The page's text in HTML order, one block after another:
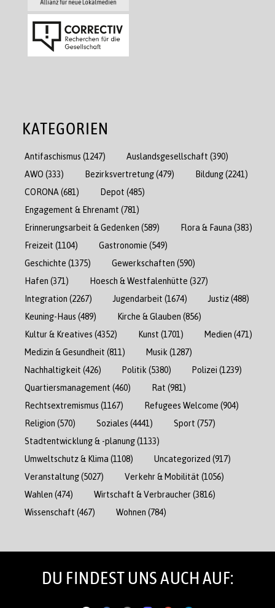
KATEGORIEN
Antifaschismus (1247) Auslandsgesellschaft (390)
AWO (333) Bezirksvertretung(479) Bildung(2241)
CORONA (681) Depot (485)
Engagement & Ehrenamt (781)
Erinnerungsarbeit & Gedenken (589) Flora & Fauna (383)
Freizeit (1104) Gastronomie (549)
Geschichte (1375) Gewerkschaften (590)
Hafen (371) Hoesch & Westfalenhütte (327)
Integration (2267) Jugendarbeit (1674) Justiz(488)
Keuning-Haus (489) Kirche & Glauben (856)
Kultur & Kreatives (4352) Kunst (1701) Medien (471)
Medizin & Gesundheit (811) Musik (1287)
Nachhaltigkeit (426) Politik (5380) Polizei (1239)
Quartiersmanagement (460) Rat (981)
Rechtsextremismus (1167) Refugees Welcome (904)
Religion (570) Soziales (4441) Sport (757)
Stadtentwicklung & -planung(1133)
Umweltschutz & Klima (1108) Uncategorized (917)
Veranstaltung(5027) Verkehr & Mobilität (1056)
Wahlen (474) Wirtschaft & Verbraucher(3816)
Wissenschaft (467) Wohnen (784)
DU FINDEST UNS AUCH AUF: